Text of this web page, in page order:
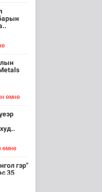
өмнө
өмнө
гэр"
35